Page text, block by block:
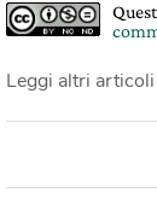
Leggi altri